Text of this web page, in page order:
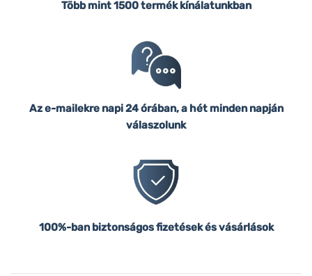
Több mint 1500 termék kínálatunkban
Az e-mailekre napi 24 órában, a hét minden napján
válaszolunk
100%-ban biztonságos fizetések és vásárlások